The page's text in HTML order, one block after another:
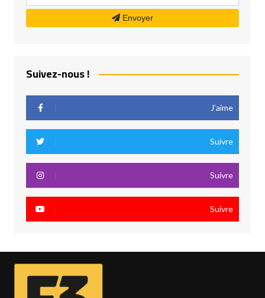
Envoyer
Suivez-nous !
J’aime
Suivre
Suivre
Suivre